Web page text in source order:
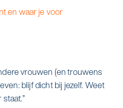
en waar je voor
vrouwen (en trouwens
blijf dicht bij jezelf. Weet